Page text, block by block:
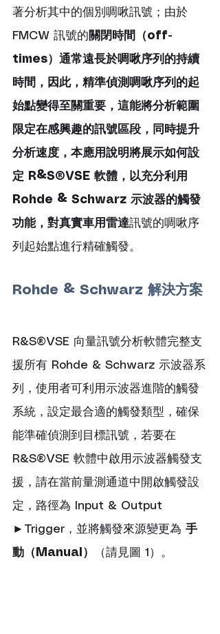
著分析其中的個別啁啾訊號；由於
FMCW 訊號的關閉時間（off-
times）通常遠長於啁啾序列的持續
時間，因此，精準偵測啁啾序列的起
始點變得至關重要，這能將分析範圍
限定在感興趣的訊號區段，同時提升
分析速度，本應用說明將展示如何設
定 R&S®VSE 軟體，以充分利用
Rohde & Schwarz 示波器的觸發
功能，對真實車用雷達訊號的啁啾序
列起始點進行精確觸發。
Rohde & Schwarz 解決方案
R&S®VSE 向量訊號分析軟體完整支
援所有 Rohde & Schwarz 示波器系
列，使用者可利用示波器進階的觸發
系統，設定最合適的觸發類型，確保
能準確偵測到目標訊號，若要在
R&S®VSE 軟體中啟用示波器觸發支
援，請在當前量測通道中開啟觸發設
定，路徑為 Input & Output
►Trigger，並將觸發來源變更為 手
動（Manual） （請見圖 1）。